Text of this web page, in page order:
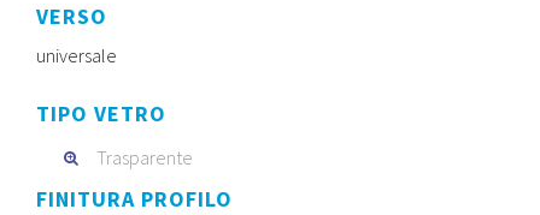
VERSO
universale
TIPO VETRO
Trasparente
FINITURA PROFILO